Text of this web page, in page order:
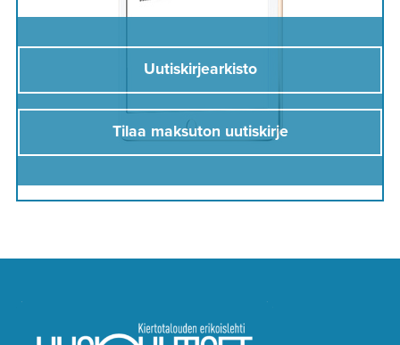
Uutiskirjearkisto
Tilaa maksuton uutiskirje